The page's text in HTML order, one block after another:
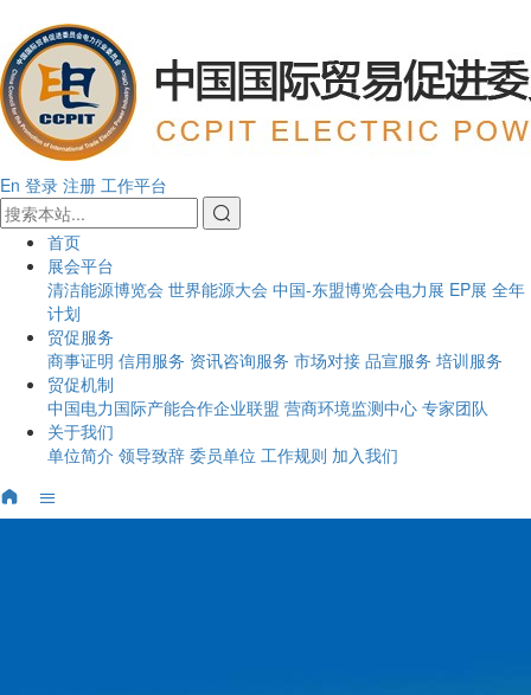
En 登录 注册 工作平台
首页
展会平台
清洁能源博览会 世界能源大会 中国-东盟博览会电力展 EP展 全年
计划
贸促服务
商事证明 信用服务 资讯咨询服务 市场对接 品宣服务 培训服务
贸促机制
中国电力国际产能合作企业联盟 营商环境监测中心 专家团队
关于我们
单位简介 领导致辞 委员单位 工作规则 加入我们